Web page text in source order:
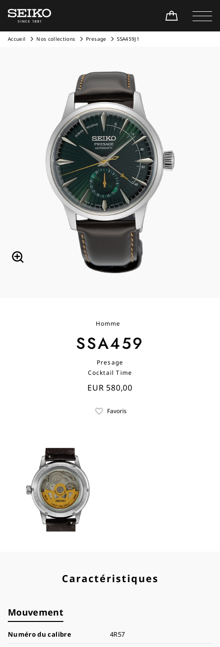
Accueil Nos collections Presage SSA459J1
Homme
SSA459
Presage
Cocktail Time
EUR 580,00
Favoris
Caractéristiques
Mouvement
Numéro du calibre
4R57